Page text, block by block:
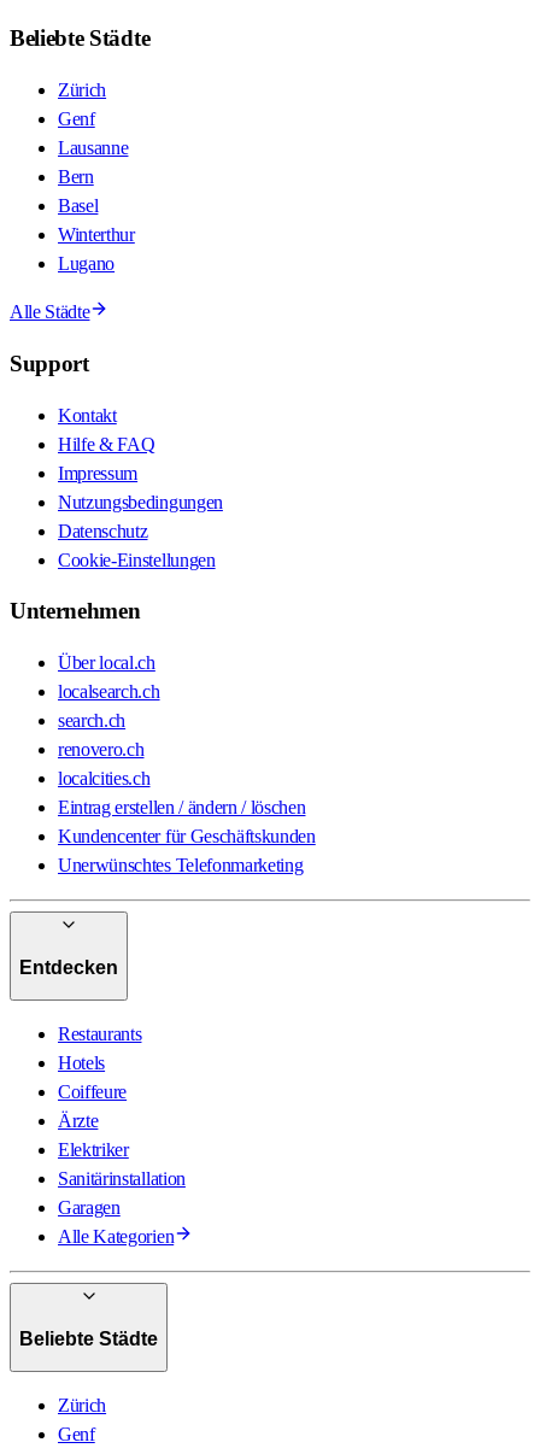
Beliebte Städte
Zürich
Genf
Lausanne
Bern
Basel
Winterthur
Lugano
Alle Städte
Support
Kontakt
Hilfe & FAQ
Impressum
Nutzungsbedingungen
Datenschutz
Cookie-Einstellungen
Unternehmen
Über local.ch
localsearch.ch
search.ch
renovero.ch
localcities.ch
Eintrag erstellen / ändern / löschen
Kundencenter für Geschäftskunden
Unerwünschtes Telefonmarketing
Entdecken
Restaurants
Hotels
Coiffeure
Ärzte
Elektriker
Sanitärinstallation
Garagen
Alle Kategorien
Beliebte Städte
Zürich
Genf